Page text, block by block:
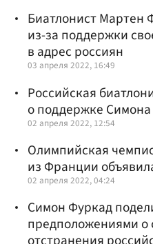
Биатлонист Мартен
из-за поддержки
в адрес россиян
03 апреля 2022, 16:49
Российская
о поддержке
02 апреля 2022, 12:54
Олимпийская
из Франции
02 апреля 2022, 04:24
Симон Фуркад
предположениями о